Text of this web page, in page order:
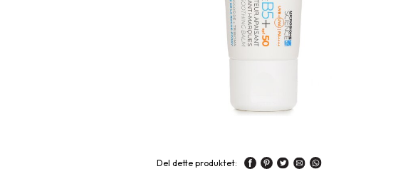
Del dette produktet: